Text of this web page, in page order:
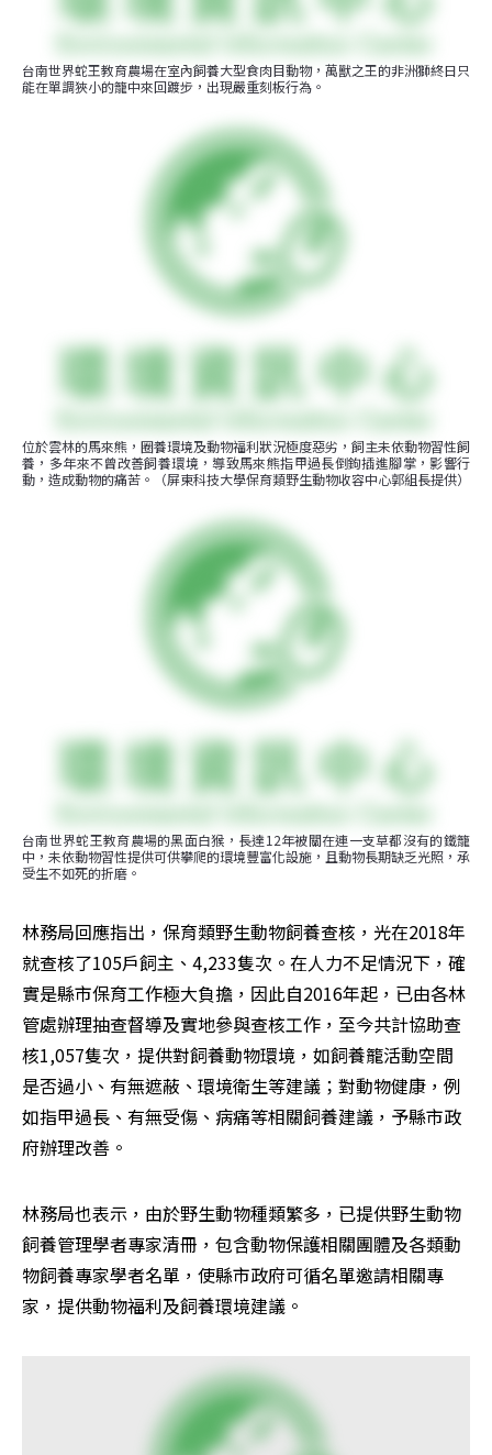
台南世界蛇王教育農場在室內飼養大型食肉目動物，萬獸之王的非洲獅終日只
能在單調狹小的籠中來回踱步，出現嚴重刻板行為。
位於雲林的馬來熊，圈養環境及動物福利狀況極度惡劣，飼主未依動物習性飼
養，多年來不曾改善飼養環境，導致馬來熊指甲過長倒鉤插進腳掌，影響行
動，造成動物的痛苦。（屏東科技大學保育類野生動物收容中心郭組長提供）
台南世界蛇王教育農場的黑面白猴，長達12年被關在連一支草都沒有的鐵籠
中，未依動物習性提供可供攀爬的環境豐富化設施，且動物長期缺乏光照，承
受生不如死的折磨。
林務局回應指出，保育類野生動物飼養查核，光在2018年
就查核了105戶飼主、4,233隻次。在人力不足情況下，確
實是縣市保育工作極大負擔，因此自2016年起，已由各林
管處辦理抽查督導及實地參與查核工作，至今共計協助查
核1,057隻次，提供對飼養動物環境，如飼養籠活動空間
是否過小、有無遮蔽、環境衛生等建議；對動物健康，例
如指甲過長、有無受傷、病痛等相關飼養建議，予縣市政
府辦理改善。
林務局也表示，由於野生動物種類繁多，已提供野生動物
飼養管理學者專家清冊，包含動物保護相關團體及各類動
物飼養專家學者名單，使縣市政府可循名單邀請相關專
家，提供動物福利及飼養環境建議。